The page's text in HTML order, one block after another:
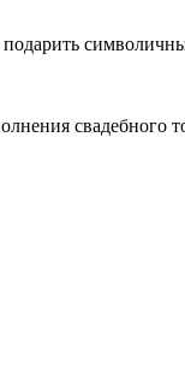
свадебного